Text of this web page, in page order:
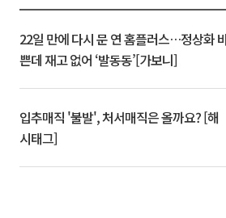
22일 만에 다시 문 연 홈플러스…정상화
쁜데 재고 없어 ‘발동동’[가보니]
입추매직 '불발', 처서매직은 올까요? [해
시태그]